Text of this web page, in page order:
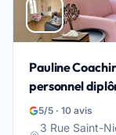
Pauline
personnel
5/5 · 10 avis
3 Rue Saint-